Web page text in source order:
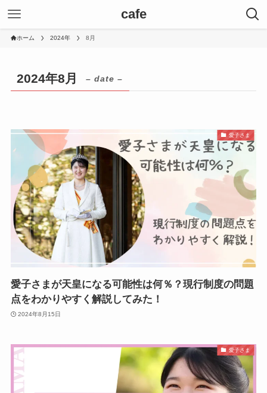
cafe
ホーム 2024年 8月
2024年8月 – date –
愛子さま
愛子さまが天皇になる可能性は何％？現行制度の問題
点をわかりやすく解説してみた！
2024年8月15日
愛子さま